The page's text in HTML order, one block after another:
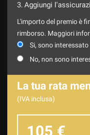
3. Aggiungi
L'importo del premio è
rimborso. Maggiori
Si, sono interessato
No, non sono
La tua rata
(IVA inclusa)